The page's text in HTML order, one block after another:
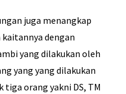
juga menangkap
dengan
yang dilakukan oleh
yang yang dilakukan
tiga orang yakni DS, TM